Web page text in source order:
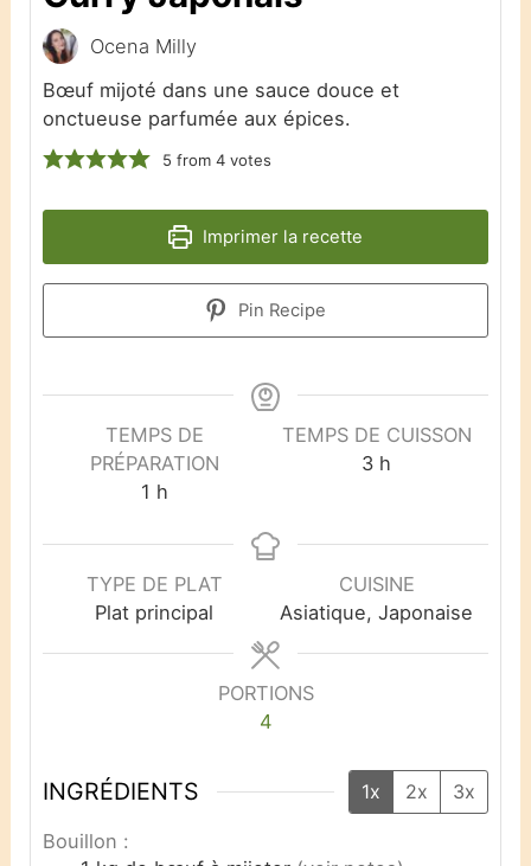
Ocena Milly
Bœuf mijoté dans une sauce douce et
onctueuse parfumée aux épices.
5 from 4votes
Imprimer la recette
Pin Recipe
TEMPS DE
PRÉPARATION
1 h
TEMPS DE CUISSON
3 h
TYPE DE PLAT
Plat principal
CUISINE
Asiatique, Japonaise
PORTIONS
4
INGRÉDIENTS 1x 2x 3x
Bouillon :